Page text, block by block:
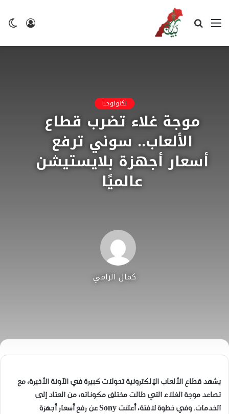
تسجيل
القائمة بحث
تكنولوجيا
موجة غلاء تضرب قطاع
الألعاب.. سوني ترفع
أسعار أجهزة بلايستيشن
عالميًا
كمال الرامي
يشهد قطاع الألعاب الإلكترونية تحولات كبيرة في الآونة الأخيرة، مع
تصاعد موجة الغلاء التي طالت مختلف مكوناته، من العتاد إلى
الخدمات. وفي خطوة لافتة، أعلنت Sony عن رفع أسعار أجهزة